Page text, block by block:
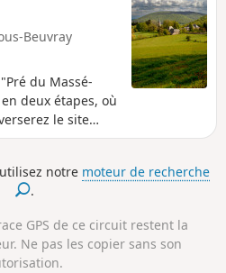
Beuvray
du Massé-
deux étapes, où
le site
en passant par la
contemplez,
communes du
chemins pour
notre moteur de recherche
.
GPS de ce circuit restent la
Ne pas les copier sans son